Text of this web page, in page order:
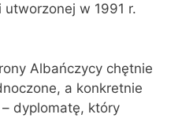
w 1991 r.
Albańczycy chętnie
a konkretnie
– dyplomatę, który